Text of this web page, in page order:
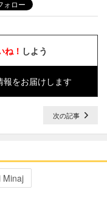
ね！ しよう
をお届けします
次の記事
Minaj